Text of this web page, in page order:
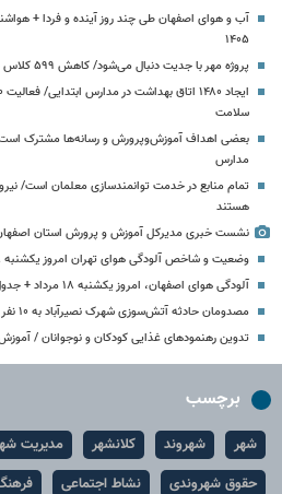
۱۴۰۵
پروژه مهر با جدیت دنبال می‌شود/ کاهش ۵۹۹ کلاس پرتراکم و به‌روز شدن پاداش بازنشستگان
سلامت
بعضی اهداف آموزش‌وپرورش و رسانه‌ها مشترک
مدارس
تمام منابع در خدمت توانمندسازی معلمان است/
هستند
نشست خبری مدیرکل آموزش و پرورش استان
وضعیت و شاخص آلودگی هوای تهران امروز یکشنبه ۱۸ مرداد / لواسانات در محدوده هشدار
آلودگی هوای اصفهان، امروز یکشنبه ۱۸ مرداد + جدول شاخص کیفیت هوا به تفکیک مناطق
مصدومان حادثه آتش‌سوزی شهرک نصیرآباد به ۱۰ نفر افزایش یافت
تدوین رهنمودهای غذایی کودکان و نوجوانان /
برچسب
شهر شهروند کلانشهر مدیریت
حقوق شهروندی
نشاط اجتماعی